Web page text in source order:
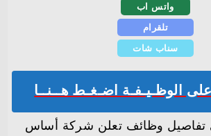
واتس اب
تلقرام
سناب شات
على الوظـيـفـة اضـغـط هــنــا
تفاصيل وظائف تعلن شركة أساس